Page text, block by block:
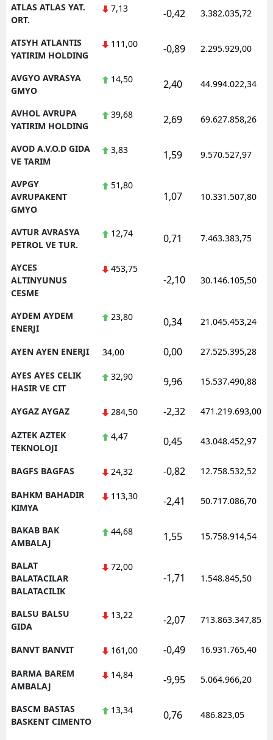
ATLAS ATLAS YAT.
ORT.
7,13 -0,42 3.382.035,72
ATSYH ATLANTIS
YATIRIM HOLDING
111,00 -0,89 2.295.929,00
AVGYO AVRASYA
GMYO
14,50 2,40 44.994.022,34
AVHOL AVRUPA
YATIRIM HOLDING
39,68 2,69 69.627.858,26
AVOD A.V.O.D GIDA
VE TARIM
3,83 1,59 9.570.527,97
AVPGY
AVRUPAKENT
GMYO
51,80
1,07 10.331.507,80
AVTUR AVRASYA
PETROL VE TUR.
12,74 0,71 7.463.383,75
AYCES
ALTINYUNUS
CESME
453,75
-2,10 30.146.105,50
AYDEM AYDEM
ENERJI
23,80 0,34 21.045.453,24
AYEN AYEN ENERJI 34,00 0,00 27.525.395,28
AYES AYES CELIK
HASIR VE CIT
32,90 9,96 15.537.490,88
AYGAZ AYGAZ 284,50 -2,32 471.219.693,00
AZTEK AZTEK
TEKNOLOJI
4,47 0,45 43.048.452,97
BAGFS BAGFAS 24,32 -0,82 12.758.532,52
BAHKM BAHADIR
KIMYA
113,30 -2,41 50.717.086,70
BAKAB BAK
AMBALAJ
44,68 1,55 15.758.914,54
BALAT
BALATACILAR
BALATACILIK
72,00
-1,71 1.548.845,50
BALSU BALSU
GIDA
13,22 -2,07 713.863.347,85
BANVT BANVIT 161,00 -0,49 16.931.765,40
BARMA BAREM
AMBALAJ
14,84 -9,95 5.064.966,20
BASCM BASTAS
BASKENT CIMENTO
13,34 0,76 486.823,05